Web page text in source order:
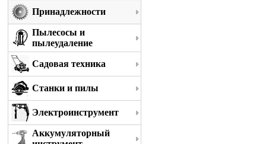
Принадлежности
Пылесосы и
пылеудаление
Садовая техника
Станки и пилы
Электроинструмент
Аккумуляторный